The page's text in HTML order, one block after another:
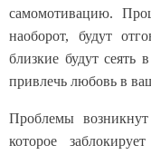
самомотивацию.
наоборот, будут
близкие будут сеять
привлечь любовь в
Проблемы
которое